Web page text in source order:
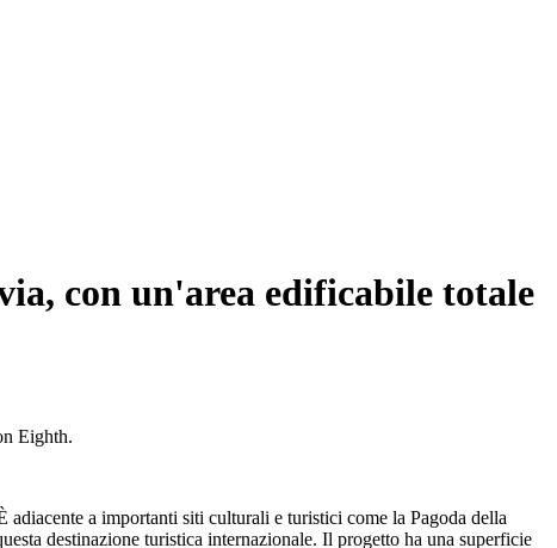
con un'area edificabile totale
Eighth.
a importanti siti culturali e turistici come la Pagoda della
destinazione turistica internazionale. Il progetto ha una superficie